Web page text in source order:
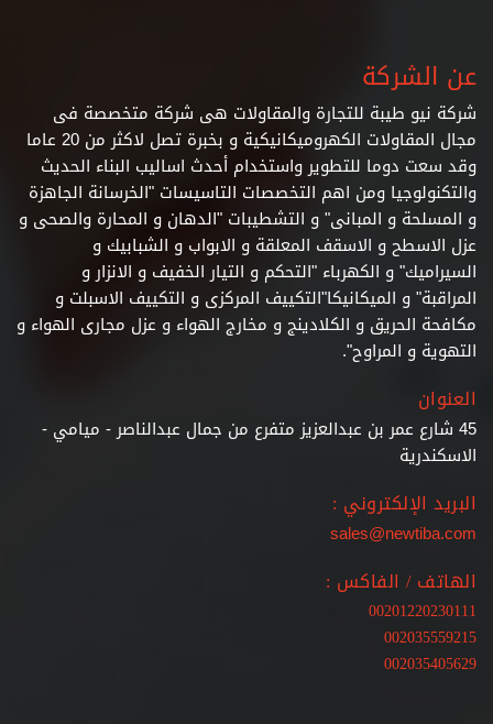
عن الشركة
شركة نيو طيبة للتجارة والمقاولات هى شركة متخصصة فى
مجال المقاولات الكهروميكانيكية و بخبرة تصل لاكثر من 20 عاما
وقد سعت دوما للتطوير واستخدام أحدث اساليب البناء الحديث
والتكنولوجيا ومن اهم التخصصات التاسيسات "الخرسانة الجاهزة
و المسلحة و المبانى" و التشطيبات "الدهان و المحارة والصحى و
عزل الاسطح و الاسقف المعلقة و الابواب و الشبابيك و
السيراميك" و الكهرباء "التحكم و التيار الخفيف و الانزار و
المراقبة" و الميكانيكا"التكييف المركزى و التكييف الاسبلت و
مكافحة الحريق و الكلادينج و مخارج الهواء و عزل مجارى الهواء و
التهوية و المراوح".
العنوان
45 شارع عمر بن عبدالعزيز متفرع من جمال عبدالناصر - ميامي -
الاسكندرية
البريد الإلكتروني :
sales@newtiba.com
الهاتف / الفاكس :
00201220230111
002035559215
002035405629